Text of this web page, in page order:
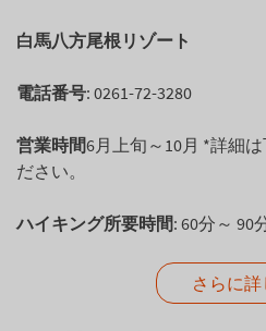
白馬八方尾根リゾート
電話番号: 0261-72-3280
営業時間6月上旬～10月 *詳細
ださい。
ハイキング所要時間: 60分～ 90
さらに詳